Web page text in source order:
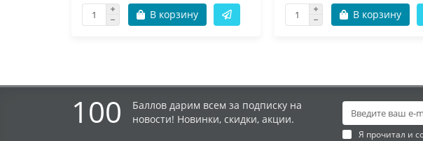
В корзину В корзину
100
Баллов дарим всем за подписку на
новости! Новинки, скидки, акции.
Я прочитал и